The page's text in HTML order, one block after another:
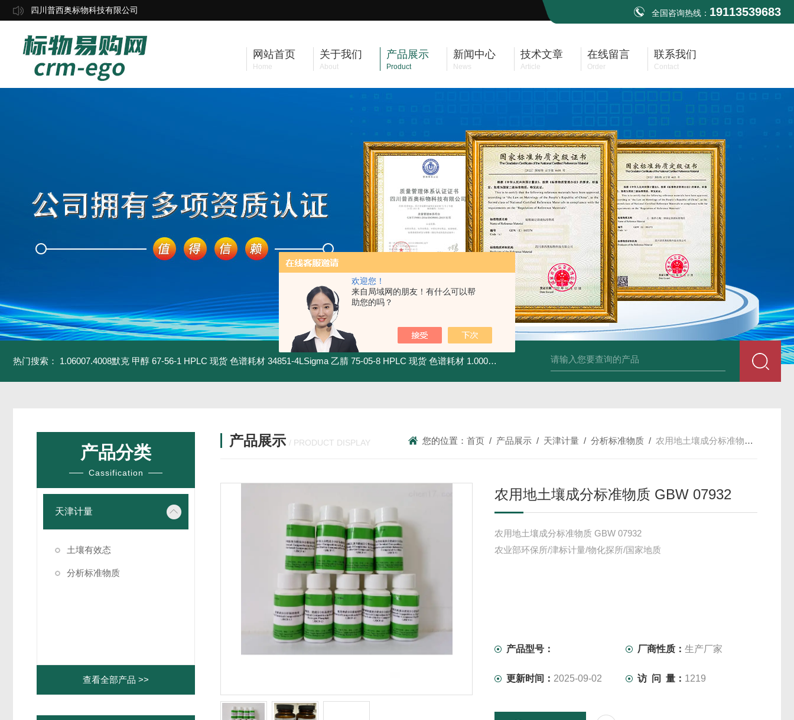
欢迎您！
来自局域网的朋友！有什么可以帮
助您的吗？
四川普西奥标物科技有限公司 全国咨询热线： 19113539683
网站首页
Home
关于我们
About
产品展示
Product
新闻中心
News
技术文章
Article
在线留言
Order
联系我们
Contact
热门搜索： 1.06007.4008默克 甲醇 67-56-1 HPLC 现货 色谱耗材 34851-4LSigma 乙腈 75-05-8 HPLC 现货 色谱耗材 1.00030.4008默克 乙腈 75-05-8 HPLC 现货 色谱耗材 34860-4L-Rsigma 甲醇 67-
产品分类
Cassification
天津计量
土壤有效态
分析标准物质
查看全部产品 >>
产品展示 / PRODUCT DISPLAY 您的位置：首页 / 产品展示 / 天津计量 /分析标准物质 / 农用地土壤成分标准物质 GBW 07932
农用地土壤成分标准物质 GBW 07932
农用地土壤成分标准物质 GBW 07932
农业部环保所/津标计量/物化探所/国家地质
产品型号： 厂商性质：生产厂家
更新时间： 2025-09-02 访 问 量： 1219